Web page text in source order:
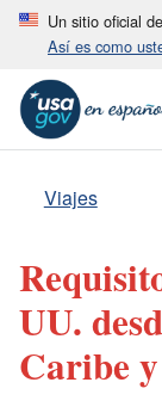
Un sitio oficial
Así es como
Viajes
UU.
Caribe